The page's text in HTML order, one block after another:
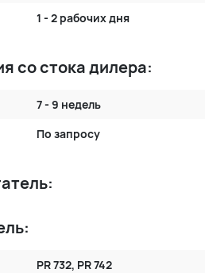
1 - 2 рабочих дня
со стока дилера:
7 - 9 недель
По запросу
PR 732, PR 742